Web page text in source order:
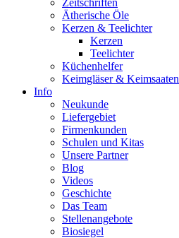
Zeitschriften
Ätherische Öle
Kerzen & Teelichter
Kerzen
Teelichter
Küchenhelfer
Keimgläser & Keimsaaten
Info
Neukunde
Liefergebiet
Firmenkunden
Schulen und Kitas
Unsere Partner
Blog
Videos
Geschichte
Das Team
Stellenangebote
Biosiegel